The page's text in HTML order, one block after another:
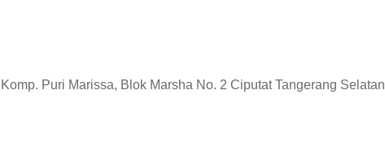
Puri Marissa, Blok Marsha No. 2 Ciputat Tangerang Selatan